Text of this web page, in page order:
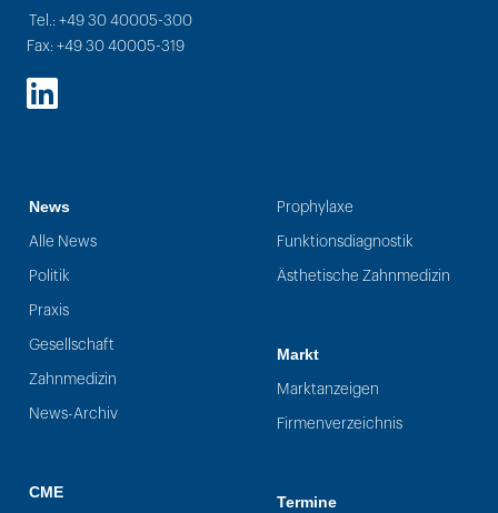
Tel.: +49 30 40005-300
Fax: +49 30 40005-319
LinkedIn
News
Alle News
Politik
Praxis
Gesellschaft
Zahnmedizin
News-Archiv
CME
Prophylaxe
Funktionsdiagnostik
Ästhetische Zahnmedizin
Markt
Marktanzeigen
Firmenverzeichnis
Termine